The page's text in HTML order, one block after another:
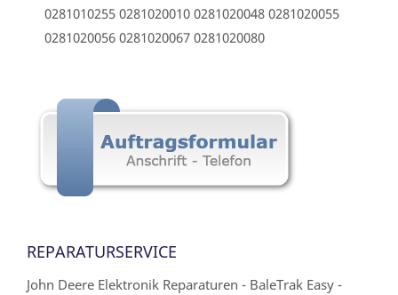
0281010255 0281020010 0281020048 0281020055
0281020056 0281020067 0281020080
REPARATURSERVICE
John Deere Elektronik Reparaturen - BaleTrak Easy -